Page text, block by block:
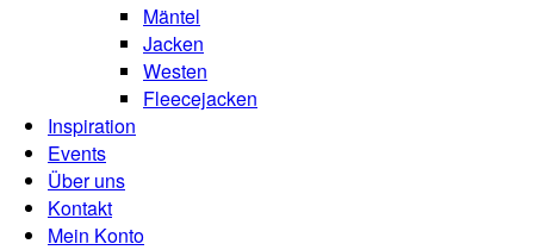
Mäntel
Jacken
Westen
Fleecejacken
Inspiration
Events
Über uns
Kontakt
Mein Konto